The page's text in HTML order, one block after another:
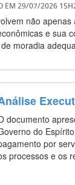
EM 29/07/2026
não
e sua
moradia
documento
do
por
processos e os